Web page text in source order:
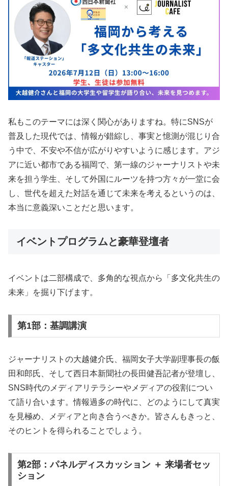
私もこのテーマには深く関心がありますね。特にSNSが
普及した現代では、情報が錯綜し、事実と憶測が混じり合
う中で、不安や不信が広がりやすいように感じます。アジ
アに近い都市である福岡で、第一線のジャーナリストや未
来を担う学生、そして外国にルーツを持つ方々が一堂に会
し、世代を超えた対話を通じて未来を考えるというのは、
本当に意義深いことだと思います。
イベントプログラムと豪華登壇者
イベントは二部構成で、多角的な視点から「多文化共生の
未来」を掘り下げます。
第1部：基調講演
ジャーナリストの大越健介氏、福岡女子大学副理事長の飯
田和郎氏、そして西日本新聞社の長田健吾記者が登壇し、
SNS時代のメディアリテラシーやメディアの役割につい
て語り合います。情報過多の時代に、どのようにして真実
を見極め、メディアと向き合うべきか。皆さんもきっと、
そのヒントを得られることでしょう。
第2部：パネルディスカッション ＋ 来場者セッ
ション